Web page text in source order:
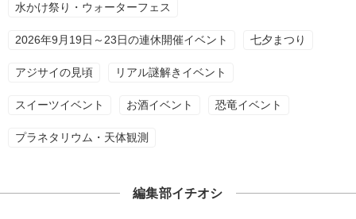
水かけ祭り・ウォーターフェス
2026年9月19日～23日の連休開催イベント 七夕まつり
アジサイの見頃 リアル謎解きイベント
スイーツイベント お酒イベント 恐竜イベント
プラネタリウム・天体観測
編集部イチオシ